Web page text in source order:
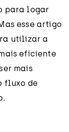
para logar
esse artigo
utilizar a
eficiente
mais
fluxo de